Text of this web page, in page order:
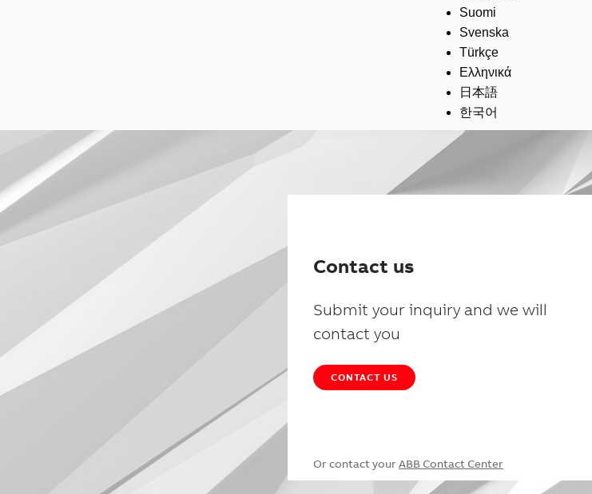
Suomi
Svenska
Türkçe
Ελληνικά
日本語
한국어
Contact us
Submit your inquiry and we will
contact you
CONTACT US
Or contact your ABB Contact Center